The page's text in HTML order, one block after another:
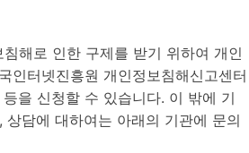
해로 인한 구제를 받기 위하여 개인
인터넷진흥원 개인정보침해신고센터
을 신청할 수 있습니다. 이 밖에 기
상담에 대하여는 아래의 기관에 문의